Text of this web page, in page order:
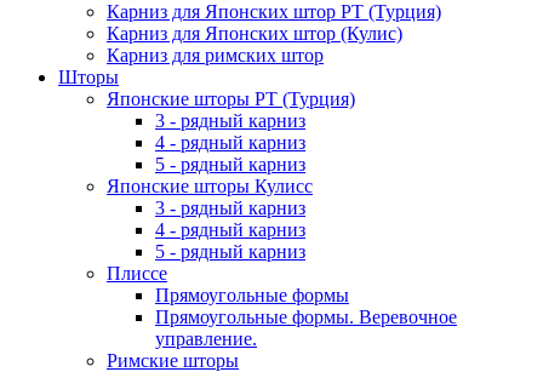
Карниз для Японских штор РТ (Турция)
Карниз для Японских штор (Кулис)
Карниз для римских штор
Шторы
Японские шторы РТ (Турция)
3 - рядный карниз
4 - рядный карниз
5 - рядный карниз
Японские шторы Кулисс
3 - рядный карниз
4 - рядный карниз
5 - рядный карниз
Плиссе
Прямоугольные формы
Прямоугольные формы. Веревочное
управление.
Римские шторы